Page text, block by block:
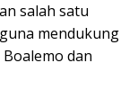
salah satu
mendukung
dan